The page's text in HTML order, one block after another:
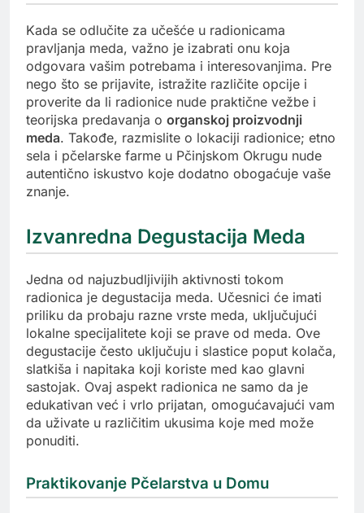
Kada se odlučite za učešće u radionicama
pravljanja meda, važno je izabrati onu koja
odgovara vašim potrebama i interesovanjima. Pre
nego što se prijavite, istražite različite opcije i
proverite da li radionice nude praktične vežbe i
teorijska predavanja o organskoj proizvodnji
meda. Takođe, razmislite o lokaciji radionice; etno
sela i pčelarske farme u Pčinjskom Okrugu nude
autentično iskustvo koje dodatno obogaćuje vaše
znanje.
Izvanredna Degustacija Meda
Jedna od najuzbudljivijih aktivnosti tokom
radionica je degustacija meda. Učesnici će imati
priliku da probaju razne vrste meda, uključujući
lokalne specijalitete koji se prave od meda. Ove
degustacije često uključuju i slastice poput kolača,
slatkiša i napitaka koji koriste med kao glavni
sastojak. Ovaj aspekt radionica ne samo da je
edukativan već i vrlo prijatan, omogućavajući vam
da uživate u različitim ukusima koje med može
ponuditi.
Praktikovanje Pčelarstva u Domu